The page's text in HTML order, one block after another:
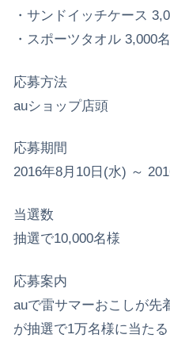
・サンドイッチケース
・スポーツタオル 3,000
応募方法
auショップ店頭
応募期間
2016年8月10日(水) ～
当選数
抽選で10,000名様
応募案内
auで雷サマーおこしが先
が抽選で1万名様に当たる